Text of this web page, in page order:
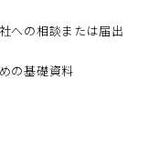
への相談または届出
の基礎資料